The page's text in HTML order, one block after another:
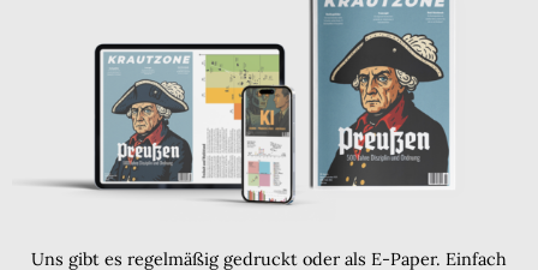
Uns gibt es regelmäßig gedruckt oder als E-Paper. Einfach